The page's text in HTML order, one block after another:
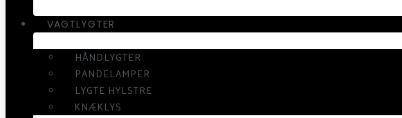
VAGTLYGTER
HÅNDLYGTER
PANDELAMPER
LYGTE HYLSTRE
KNÆKLYS